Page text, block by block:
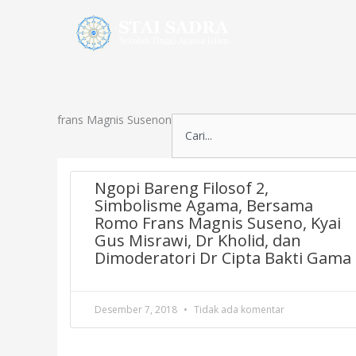
frans Magnis Susenon
Ngopi Bareng Filosof 2,
Simbolisme Agama, Bersama
Romo Frans Magnis Suseno, Kyai
Gus Misrawi, Dr Kholid, dan
Dimoderatori Dr Cipta Bakti Gama
Desember 7, 2018 Tidak ada komentar